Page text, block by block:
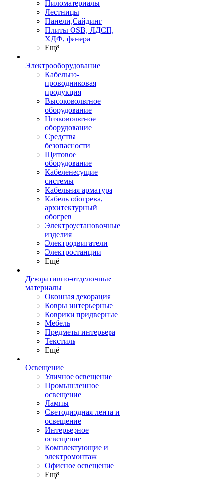
Пиломатериалы
Лестницы
Панели,Сайдинг
Плиты OSB, ЛДСП,
ХДФ, фанера
Ещё
Электрооборудование
Кабельно-
проводниковая
продукция
Высоковольтное
оборудование
Низковольтное
оборудование
Средства
безопасности
Щитовое
оборудование
Кабеленесущие
системы
Кабельная арматура
Кабель обогрева,
архитектурный
обогрев
Электроустановочные
изделия
Электродвигатели
Электростанции
Ещё
Декоративно-отделочные
материалы
Оконная декорация
Ковры интерьерные
Коврики придверные
Мебель
Предметы интерьера
Текстиль
Ещё
Освещение
Уличное освещение
Промышленное
освещение
Лампы
Светодиодная лента и
освещение
Интерьерное
освещение
Комплектующие и
электромонтаж
Офисное освещение
Ещё